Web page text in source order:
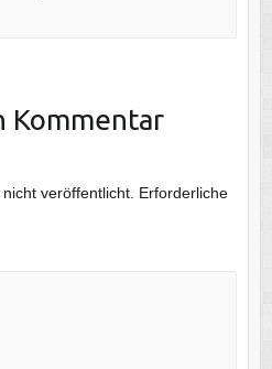
Kommentar
veröffentlicht. Erforderliche